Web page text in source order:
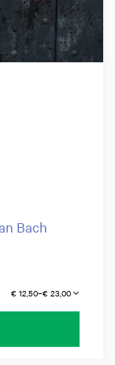
Bach
€ 12,50–€ 23,00